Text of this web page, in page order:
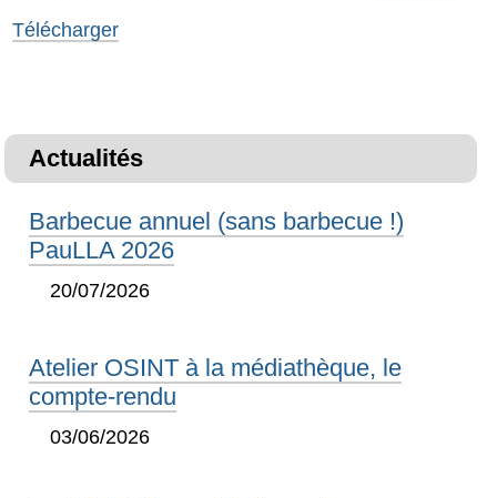
Télécharger
Actualités
Barbecue annuel (sans barbecue !)
PauLLA 2026
20/07/2026
Atelier OSINT à la médiathèque, le
compte-rendu
03/06/2026